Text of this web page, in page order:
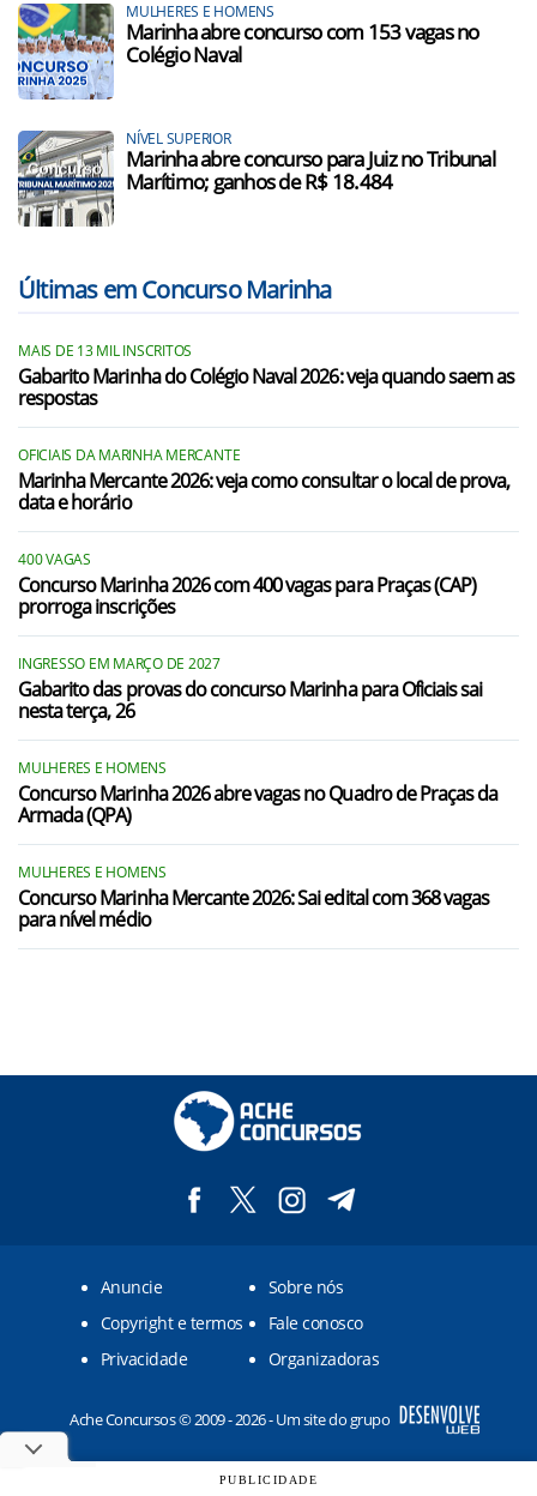
MULHERES E HOMENS
Marinha abre concurso com 153 vagas no
Colégio Naval
NÍVEL SUPERIOR
Marinha abre concurso para Juiz no Tribunal
Marítimo; ganhos de R$ 18.484
Últimas em Concurso Marinha
MAIS DE 13 MIL INSCRITOS
Gabarito Marinha do Colégio Naval 2026: veja quando saem as
respostas
OFICIAIS DA MARINHA MERCANTE
Marinha Mercante 2026: veja como consultar o local de prova,
data e horário
400 VAGAS
Concurso Marinha 2026 com 400 vagas para Praças (CAP)
prorroga inscrições
INGRESSO EM MARÇO DE 2027
Gabarito das provas do concurso Marinha para Oficiais sai
nesta terça, 26
MULHERES E HOMENS
Concurso Marinha 2026 abre vagas no Quadro de Praças da
Armada (QPA)
MULHERES E HOMENS
Concurso Marinha Mercante 2026: Sai edital com 368 vagas
para nível médio
Anuncie
Sobre nós
Copyright e termos
Fale conosco
Privacidade
Organizadoras
Ache Concursos © 2009 - 2026 - Um site do grupo
PUBLICIDADE